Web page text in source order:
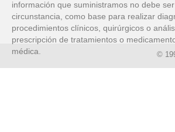
información que suministramos no debe
circunstancia, como base para realizar
procedimientos clínicos, quirúrgicos o
prescripción de tratamientos o
médica.
©